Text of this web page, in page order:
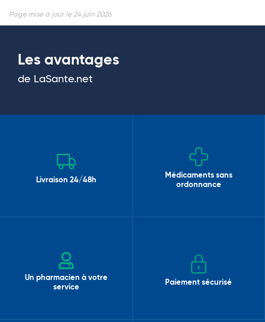
Page mise à jour le 24 juin 2026
Les avantages
de LaSante.net
Livraison 24/48h
Médicaments sans
ordonnance
Un pharmacien à votre
service
Paiement sécurisé